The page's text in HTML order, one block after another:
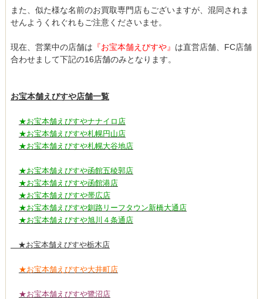
また、似た様な名前のお買取専門店もございますが、混同されま
せんようくれぐれもご注意くださいませ。
現在、営業中の店舗は 『お宝本舗えびすや』 は直営店舗、FC店舗
合わせまして下記の16店舗のみとなります。
お宝本舗えびすや店舗一覧
★お宝本舗えびすやナナイロ店
★お宝本舗えびすや札幌円山店
★お宝本舗えびすや札幌大谷地店
★お宝本舗えびすや函館五稜郭店
★お宝本舗えびすや函館港店
★お宝本舗えびすや帯広店
★お宝本舗えびすや釧路リーフタウン新橋大通店
★お宝本舗えびすや旭川４条通店
★お宝本舗えびすや栃木店
★お宝本舗えびすや大井町店
★お宝本舗えびすや鷺沼店